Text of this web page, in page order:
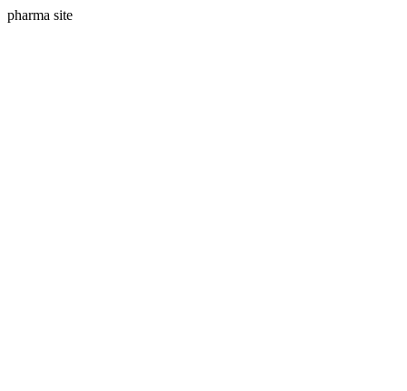
pharma site